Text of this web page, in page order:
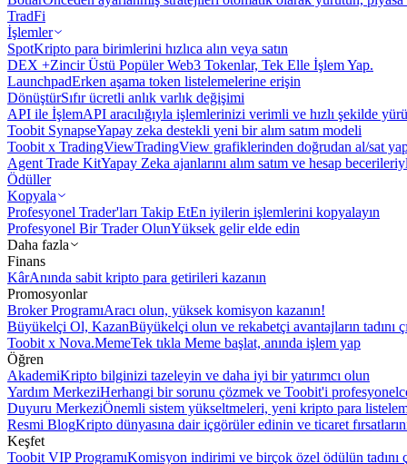
TradFi
İşlemler
SpotKripto para birimlerini hızlıca alın veya satın
DEX +Zincir Üstü Popüler Web3 Tokenlar, Tek Elle İşlem Yap.
LaunchpadErken aşama token listelemelerine erişin
DönüştürSıfır ücretli anlık varlık değişimi
API ile İşlemAPI aracılığıyla işlemlerinizi verimli ve hızlı şekilde
Toobit SynapseYapay zeka destekli yeni bir alım satım modeli
Toobit x TradingViewTradingView grafiklerinden doğrudan al/sat
Agent Trade KitYapay Zeka ajanlarını alım satım ve hesap
Ödüller
Kopyala
Profesyonel Trader'ları Takip EtEn iyilerin işlemlerini kopyalayın
Profesyonel Bir Trader OlunYüksek gelir elde edin
Daha fazla
Finans
KârAnında sabit kripto para getirileri kazanın
Promosyonlar
Broker ProgramıAracı olun, yüksek komisyon kazanın!
Büyükelçi Ol, KazanBüyükelçi olun ve rekabetçi avantajların tadını
Toobit x Nova.MemeTek tıkla Meme başlat, anında işlem yap
Öğren
AkademiKripto bilginizi tazeleyin ve daha iyi bir yatırımcı olun
Yardım MerkeziHerhangi bir sorunu çözmek ve Toobit'i
Duyuru MerkeziÖnemli sistem yükseltmeleri, yeni kripto para
Resmi BlogKripto dünyasına dair içgörüler edinin ve ticaret
Keşfet
Toobit VIP ProgramıKomisyon indirimi ve birçok özel ödülün tadını